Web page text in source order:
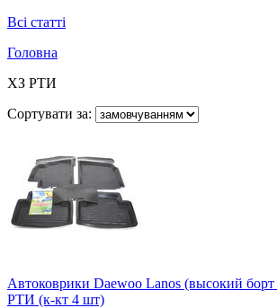
Всі статті
Головна
ХЗ РТИ
Сортувати за:
Автоковрики Daewoo Lanos (высокий
РТИ (к-кт 4 шт)